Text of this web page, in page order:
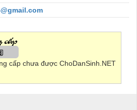
cấp chưa được ChoDanSinh.NET